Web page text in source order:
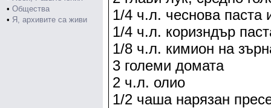
• Общества
• Я, архивите са живи
1/4 ч.л. чеснова паста
1/4 ч.л. коризндър
1/8 ч.л. кимион на
3 големи домата
2 ч.л. олио
1/2 чаша нарязан